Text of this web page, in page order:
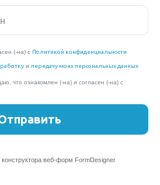
(-на) с Политикой конфиденциальности
и передачу моих персональных данных
что ознакомлен (-на) и согласен (-на) с
веб-форм FormDesigner